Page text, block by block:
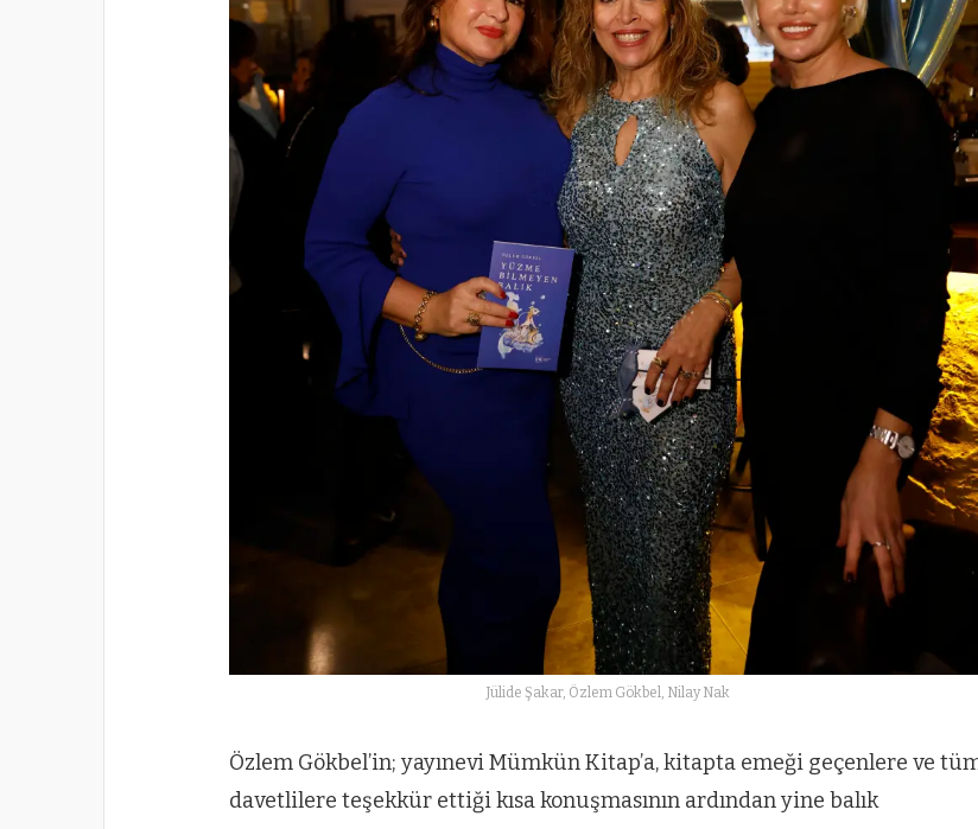
Jülide Şakar, Özlem Gökbel, Nilay Nak
Özlem Gökbel’in; yayınevi Mümkün Kitap’a, kitapta emeği geçenlere ve
davetlilere teşekkür ettiği kısa konuşmasının ardından yine balık